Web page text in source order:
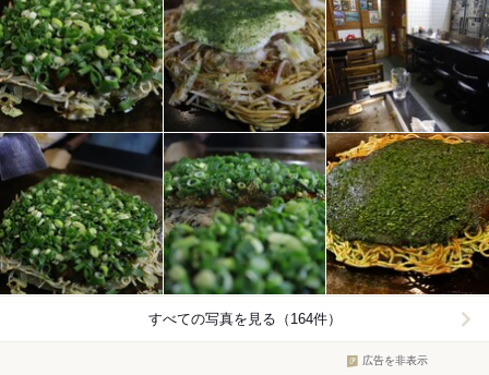
すべての写真を見る（164件）
広告を非表示